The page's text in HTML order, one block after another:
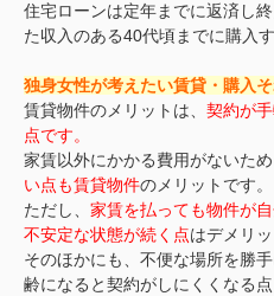
住宅ローンは定年までに返済し
た収入のある40代頃までに購入
独身女性が考えたい賃貸・購入
賃貸物件のメリットは、 契約が
点です。
家賃以外にかかる費用がないため
い点も賃貸物件のメリットです。
ただし、 家賃を払っても物件が
不安定な状態が続く点はデメリ
そのほかにも、不便な場所を勝
齢になると契約がしにくくなる